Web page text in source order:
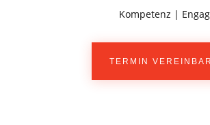
Kompetenz |
TERMIN